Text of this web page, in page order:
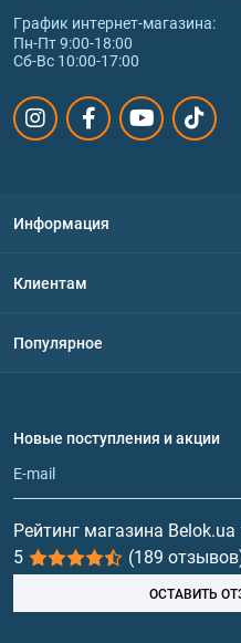
График интернет‑магазина:
Пн-Пт 9:00-18:00
Сб-Вс 10:00-17:00
Информация
Политика
Обмен и возврат
Клиентам
Популярное
Протеин
Гейнеры
Витамины и минералы
Рыбий жир, жирные кислоты
Новые поступления и акции
Рейтинг магазина Belok.ua
5
(189
ОСТАВИТЬ